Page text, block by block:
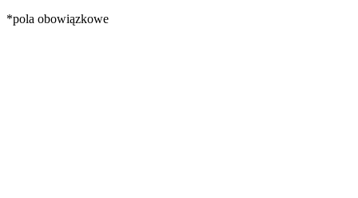
*pola obowiązkowe